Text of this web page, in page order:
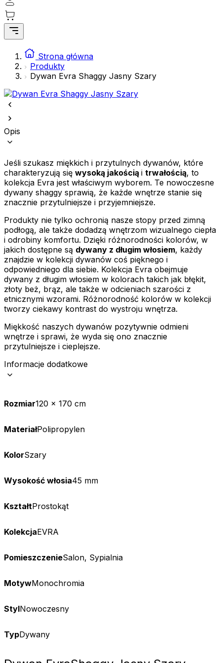
Strona główna
Produkty
Dywan Evra Shaggy Jasny Szary
Opis
Jeśli szukasz miękkich i przytulnych dywanów, które
charakteryzują się wysoką jakością i trwałością, to
kolekcja Evra jest właściwym wyborem. Te nowoczesne
dywany shaggy sprawią, że każde wnętrze stanie się
znacznie przytulniejsze i przyjemniejsze.
Produkty nie tylko ochronią nasze stopy przed zimną
podłogą, ale także dodadzą wnętrzom wizualnego ciepła
i odrobiny komfortu. Dzięki różnorodności kolorów, w
jakich dostępne są dywany z długim włosiem, każdy
znajdzie w kolekcji dywanów coś pięknego i
odpowiedniego dla siebie. Kolekcja Evra obejmuje
dywany z długim włosiem w kolorach takich jak błękit,
złoty beż, brąz, ale także w odcieniach szarości z
etnicznymi wzorami. Różnorodność kolorów w kolekcji
tworzy ciekawy kontrast do wystroju wnętrza.
Miękkość naszych dywanów pozytywnie odmieni
wnętrze i sprawi, że wyda się ono znacznie
przytulniejsze i cieplejsze.
Informacje dodatkowe
Rozmiar120 x 170 cm
MateriałPolipropylen
KolorSzary
Wysokość włosia45 mm
KształtProstokąt
KolekcjaEVRA
PomieszczenieSalon, Sypialnia
MotywMonochromia
StylNowoczesny
TypDywany
preferowany język lub region, w którym znajduje się użytkownik.
Statystyka
Statystyczne pliki cookie pomagają właścicielom stron internetowych
zrozumieć, w jaki sposób różni użytkownicy zachowują się na stronie,
gromadząc i zgłaszając anonimowe informacje.
Marketing
użytkowników i tym samym bardziej cenne dla wydawców i
reklamodawców strony trzeciej.
Nieklasyfikowane
Nieklasyfikowane pliki cookie, to pliki, które są w procesie
klasyfikowania, wraz z dostawcami poszczególnych ciasteczek.
Odrzuć
Zapisz moje preferencje
Akceptuj wszystko